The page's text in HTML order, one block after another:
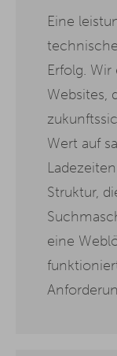
Eine
Erfolg.
Websites,
Wert auf
Struktur,
eine